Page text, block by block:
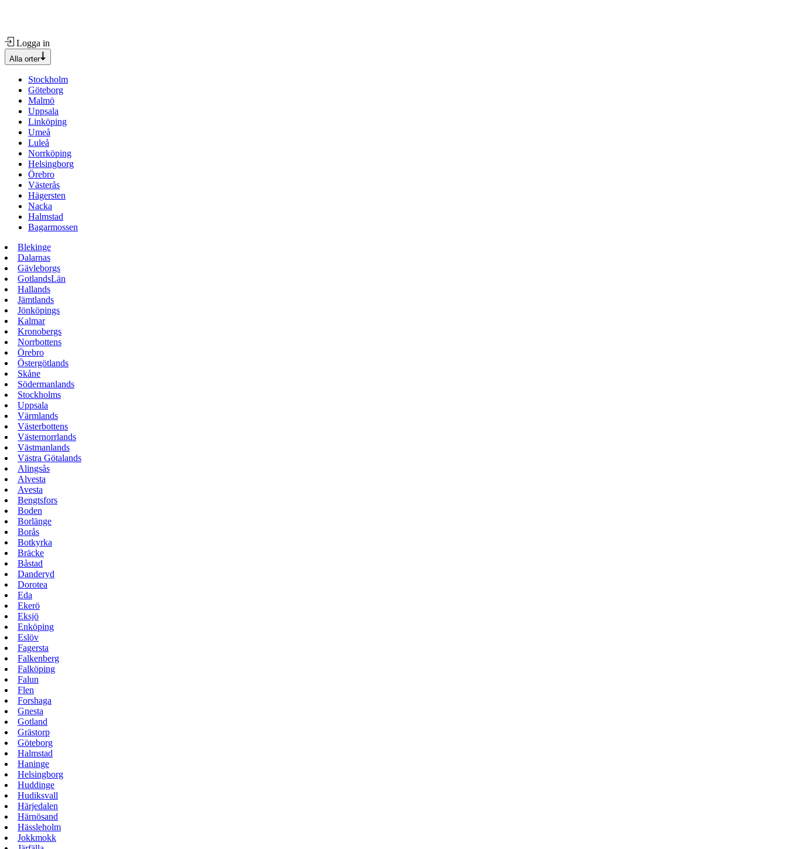
Logga in
Alla orter
Stockholm
Göteborg
Malmö
Uppsala
Linköping
Umeå
Luleå
Norrköping
Helsingborg
Örebro
Västerås
Hägersten
Nacka
Halmstad
Bagarmossen
Blekinge
Dalarnas
Gävleborgs
GotlandsLän
Hallands
Jämtlands
Jönköpings
Kalmar
Kronobergs
Norrbottens
Örebro
Östergötlands
Skåne
Södermanlands
Stockholms
Uppsala
Värmlands
Västerbottens
Västernorrlands
Västmanlands
Västra Götalands
Alingsås
Alvesta
Avesta
Bengtsfors
Boden
Borlänge
Borås
Botkyrka
Bräcke
Båstad
Danderyd
Dorotea
Eda
Ekerö
Eksjö
Enköping
Eslöv
Fagersta
Falkenberg
Falköping
Falun
Flen
Forshaga
Gnesta
Gotland
Grästorp
Göteborg
Halmstad
Haninge
Helsingborg
Huddinge
Hudiksvall
Härjedalen
Härnösand
Hässleholm
Jokkmokk